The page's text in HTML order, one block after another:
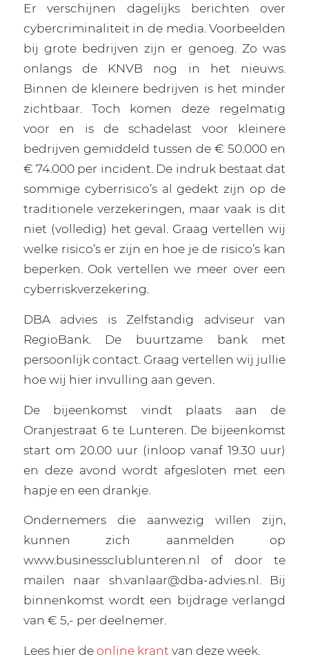
Er verschijnen dagelijks berichten over
cybercriminaliteit in de media. Voorbeelden
bij grote bedrijven zijn er genoeg. Zo was
onlangs de KNVB nog in het nieuws.
Binnen de kleinere bedrijven is het minder
zichtbaar. Toch komen deze regelmatig
voor en is de schadelast voor kleinere
bedrijven gemiddeld tussen de € 50.000 en
€ 74.000 per incident. De indruk bestaat dat
sommige cyberrisico’s al gedekt zijn op de
traditionele verzekeringen, maar vaak is dit
niet (volledig) het geval. Graag vertellen wij
welke risico’s er zijn en hoe je de risico’s kan
beperken. Ook vertellen we meer over een
cyberriskverzekering.
DBA advies is Zelfstandig adviseur van
RegioBank. De buurtzame bank met
persoonlijk contact. Graag vertellen wij jullie
hoe wij hier invulling aan geven.
De bijeenkomst vindt plaats aan de
Oranjestraat 6 te Lunteren. De bijeenkomst
start om 20.00 uur (inloop vanaf 19.30 uur)
en deze avond wordt afgesloten met een
hapje en een drankje.
Ondernemers die aanwezig willen zijn,
kunnen zich aanmelden op
www.businessclublunteren.nl of door te
mailen naar sh.vanlaar@dba-advies.nl. Bij
binnenkomst wordt een bijdrage verlangd
van € 5,- per deelnemer.
Lees hier deonline krant van deze week.